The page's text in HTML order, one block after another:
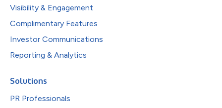
Visibility & Engagement
Complimentary Features
Investor Communications
Reporting & Analytics
Solutions
PR Professionals